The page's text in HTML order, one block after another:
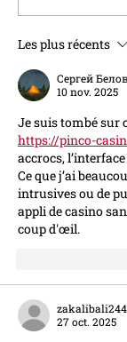
Le taux
au 1er Août
Les plus récents
Сергей Белов
10 nov. 2025
Je suis tombé sur
https://pinco-
accrocs,
Ce que j’ai
intrusives ou de
appli de casino
coup d'œil.
27 oct. 2025